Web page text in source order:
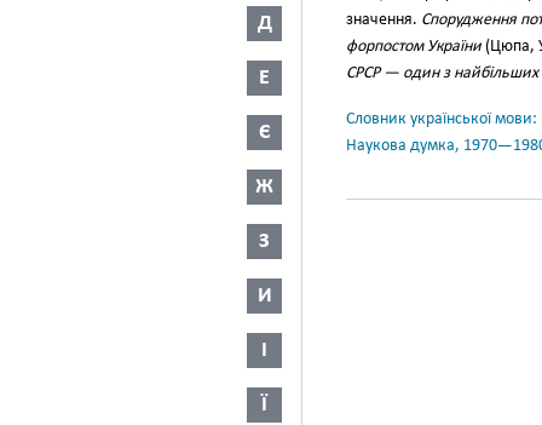
Д
Е
Є
Ж
З
И
І
Ї
значення. Спорудження
форпостом України (Цюпа,
СРСР — один з найбільших
Словник української
Наукова думка,